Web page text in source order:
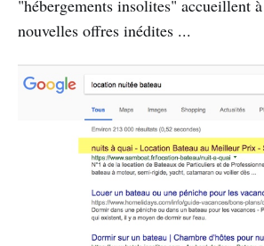
"hébergements insolites" accueillent
nouvelles offres inédites ...